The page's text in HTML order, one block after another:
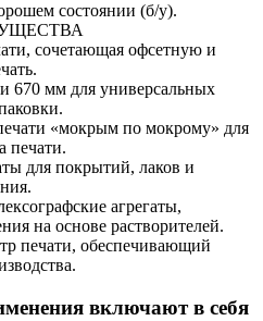
состоянии (б/у).
сочетающая офсетную и
670 мм для универсальных
«мокрым по мокрому» для
печати.
для покрытий, лаков и
агрегаты,
на основе растворителей.
печати, обеспечивающий
включают в себя